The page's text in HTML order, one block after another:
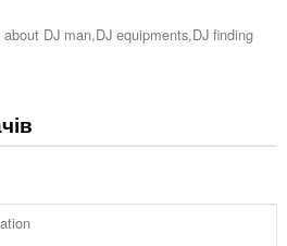
DJ man,DJ equipments,DJ finding